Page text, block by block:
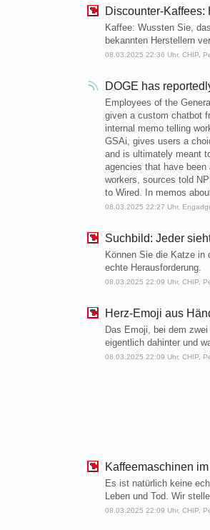
Discounter-
Kaffee: Wussten Sie,
bekannten Herstellern
08.03.2025 22:36 Uhr, CHIP
DOGE has
Employees of the
given a custom chatbot
internal memo telling
GSAi, gives users a
and is ultimately meant
agencies that have
workers, sources told
to Wired. In memos
08.03.2025 22:27 Uhr,
Suchbild: Jeder
Können Sie die Katze in
echte Herausforderung.
08.03.2025 22:09 Uhr, CHIP
Herz-Emoji aus
Das Emoji, bei dem
eigentlich dahinter und
08.03.2025 22:09 Uhr, CHIP
Kaffeemaschinen
Es ist natürlich keine
Leben und Tod. Wir
08.03.2025 22:09 Uhr, CHIP